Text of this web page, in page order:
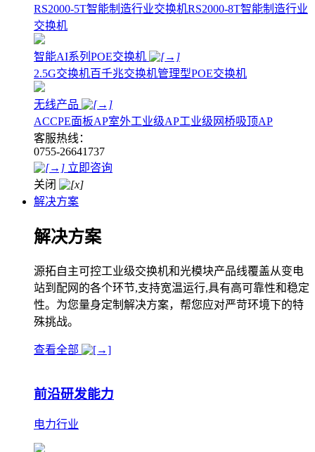
RS2000-5T智能制造行业交换机RS2000-8T智能制造行业
交换机
智能AI系列POE交换机
2.5G交换机百千兆交换机管理型POE交换机
无线产品
ACCPE面板AP室外工业级AP工业级网桥吸顶AP
客服热线：
0755-26641737
立即咨询
关闭
解决方案
解决方案
源拓自主可控工业级交换机和光模块产品线覆盖从变电
站到配网的各个环节,支持宽温运行,具有高可靠性和稳定
性。为您量身定制解决方案，帮您应对严苛环境下的特
殊挑战。
查看全部
前沿研发能力
电力行业